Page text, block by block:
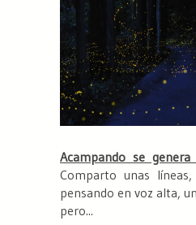
Acampando se
Comparto unas
pensando en voz alta,
pero...